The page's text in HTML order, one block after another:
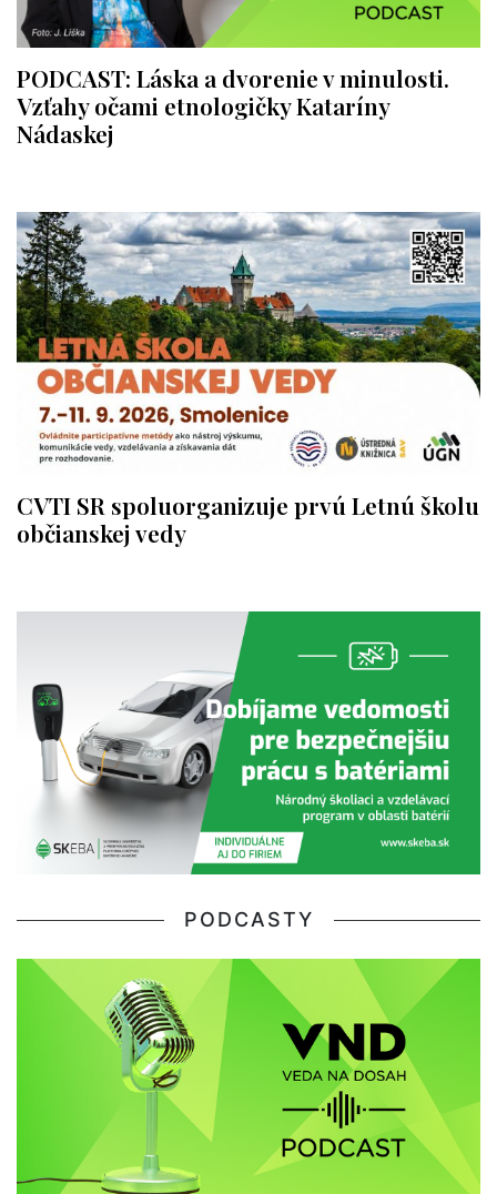
PODCAST: Láska a dvorenie v minulosti.
Vzťahy očami etnologičky Kataríny
Nádaskej
CVTI SR spoluorganizuje prvú Letnú školu
občianskej vedy
PODCASTY